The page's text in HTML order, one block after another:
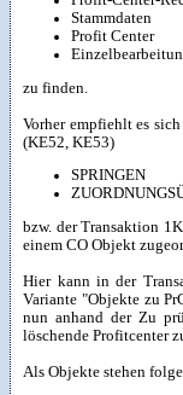
Stammdaten
Profit Center
zu finden.
Vorher empfiehlt es
(KE52, KE53)
SPRINGEN
bzw. der Transaktion
einem CO Objekt
Hier kann in der
Variante "Objekte zu
nun anhand der Zu
löschende Profitcenter
Als Objekte stehen